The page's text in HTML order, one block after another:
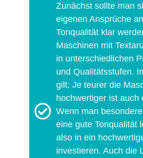
Zunächst sollte man
eigenen Ansprüche
Tonqualität klar
Maschinen mit
in unterschiedlichen
und Qualitätsstufen.
gilt: Je teurer die
hochwertiger ist auch
Wenn man
eine gute Tonqualität
also in ein
investieren. Auch die